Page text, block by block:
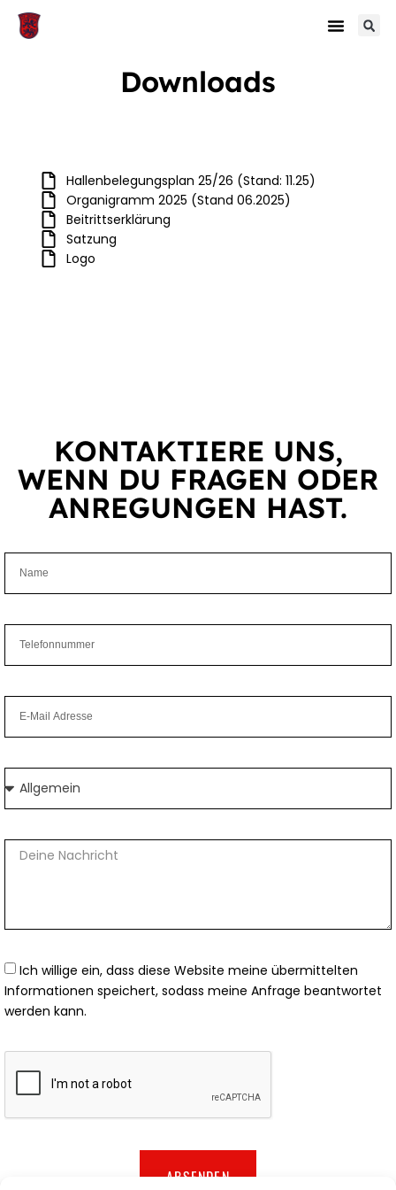
Downloads
Hallenbelegungsplan 25/26 (Stand: 11.25)
Organigramm 2025 (Stand 06.2025)
Beitrittserklärung
Satzung
Logo
KONTAK­TIERE UNS,
WENN DU FRAGEN ODER
ANRE­GUNGEN HAST.
Ich willige ein, dass diese Website meine übermittelten
Informationen speichert, sodass meine Anfrage beantwortet
werden kann.
ABSENDEN